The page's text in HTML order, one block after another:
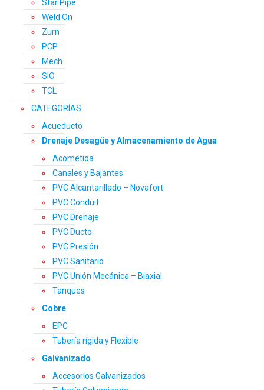
Star Pipe
Weld On
Zurn
PCP
Mech
SIO
TCL
CATEGORÍAS
Acueducto
Drenaje Desagüe y Almacenamiento de Agua
Acometida
Canales y Bajantes
PVC Alcantarillado – Novafort
PVC Conduit
PVC Drenaje
PVC Ducto
PVC Presión
PVC Sanitario
PVC Unión Mecánica – Biaxial
Tanques
Cobre
EPC
Tubería rígida y Flexible
Galvanizado
Accesorios Galvanizados